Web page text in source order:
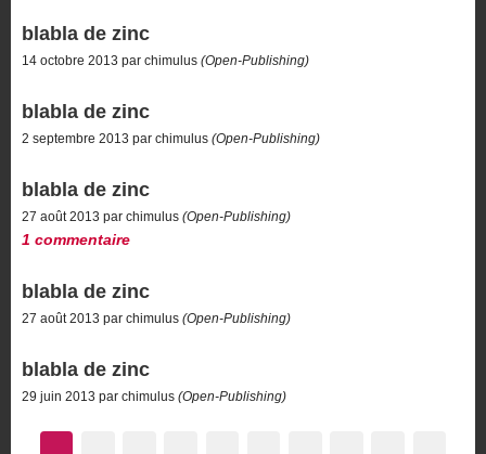
blabla de zinc
14 octobre 2013 par chimulus (Open-Publishing)
blabla de zinc
2 septembre 2013 par chimulus (Open-Publishing)
blabla de zinc
27 août 2013 par chimulus (Open-Publishing)
1 commentaire
blabla de zinc
27 août 2013 par chimulus (Open-Publishing)
blabla de zinc
29 juin 2013 par chimulus (Open-Publishing)